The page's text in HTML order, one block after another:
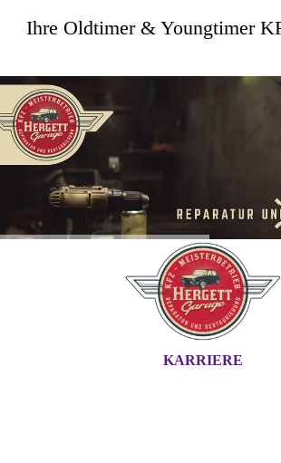
Ihre Oldtimer & Youngtimer
KARRIERE